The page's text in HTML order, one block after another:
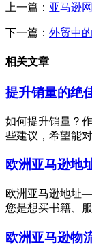
上一篇： 亚马逊
下一篇： 外贸中
相关文章
提升销量的绝
如何提升销量？
些建议，希望能
欧洲亚马逊
欧洲亚马逊地址
您是想买书籍、
欧洲亚马逊物